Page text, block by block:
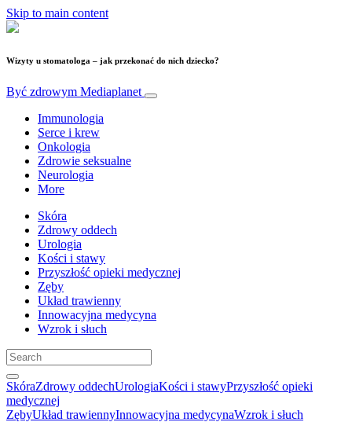
Skip to main content
Wizyty u stomatologa – jak przekonać do nich dziecko?
Być zdrowym Mediaplanet
Immunologia
Serce i krew
Onkologia
Zdrowie seksualne
Neurologia
More
Skóra
Zdrowy oddech
Urologia
Kości i stawy
Przyszłość opieki medycznej
Zęby
Układ trawienny
Innowacyjna medycyna
Wzrok i słuch
SkóraZdrowy oddechUrologiaKości i stawyPrzyszłość opieki
medycznej
ZębyUkład trawiennyInnowacyjna medycynaWzrok i słuch